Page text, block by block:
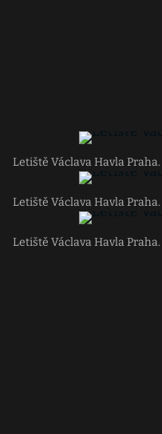
Letiště Václava Havla Praha.
Letiště Václava Havla Praha.
Letiště Václava Havla Praha.